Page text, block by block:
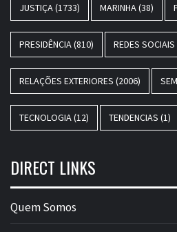
JUSTIÇA (1733) MARINHA (38)
PRESIDÊNCIA (810) REDES SOCIAIS
RELAÇÕES EXTERIORES (2006)
TECNOLOGIA (12) TENDENCIAS (1)
DIRECT LINKS
Quem Somos